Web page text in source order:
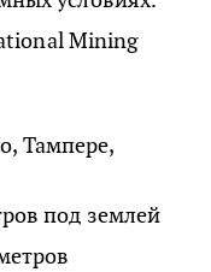
Mining
Тампере,
под землей